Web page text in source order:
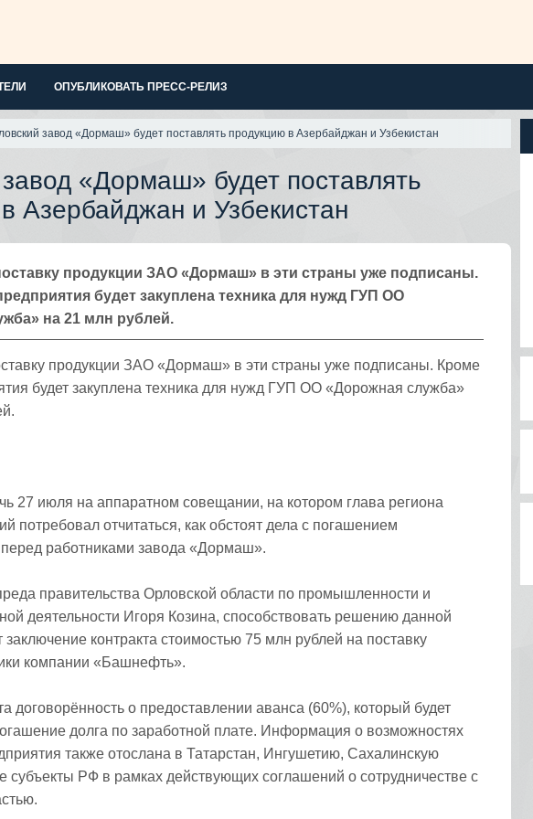
ОПУБЛИКОВАТЬ ПРЕСС-РЕЛИЗ
завод «Дормаш» будет поставлять продукцию в Азербайджан и Узбекистан
«Дормаш» будет поставлять
Азербайджан и Узбекистан
продукции ЗАО «Дормаш» в эти страны уже подписаны.
будет закуплена техника для нужд ГУП ОО
на 21 млн рублей.
продукции ЗАО «Дормаш» в эти страны уже подписаны. Кроме
будет закуплена техника для нужд ГУП ОО «Дорожная служба»
27 июля на аппаратном совещании, на котором глава региона
потребовал отчитаться, как обстоят дела с погашением
работниками завода «Дормаш».
правительства Орловской области по промышленности и
деятельности Игоря Козина, способствовать решению данной
контракта стоимостью 75 млн рублей на поставку
компании «Башнефть».
договорённость о предоставлении аванса (60%), который будет
долга по заработной плате. Информация о возможностях
также отослана в Татарстан, Ингушетию, Сахалинскую
субъекты РФ в рамках действующих соглашений о сотрудничестве с